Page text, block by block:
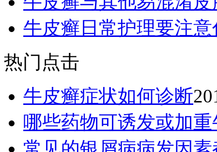
牛皮癣日常护理要注意
热门点击
牛皮癣症状如何诊断
哪些药物可诱发或加